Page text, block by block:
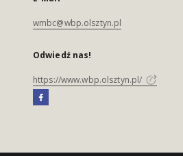
wmbc@wbp.olsztyn.pl
Odwiedź nas!
https://www.wbp.olsztyn.pl/